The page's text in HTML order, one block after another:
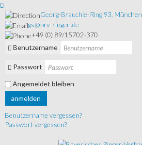
Georg-Brauchle-Ring 93, München
gs@brv-ringen.de
+49 (0) 89/15702-370
Benutzername
Passwort
Angemeldet bleiben
anmelden
Benutzername vergessen?
Passwort vergessen?